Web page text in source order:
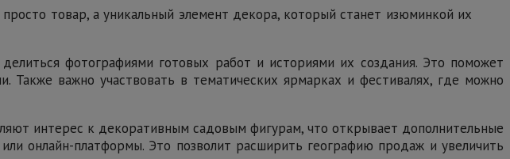
товар, а уникальный элемент декора, который станет изюминкой их
фотографиями готовых работ и историями их создания. Это поможет
Также важно участвовать в тематических ярмарках и фестивалях, где можно
интерес к декоративным садовым фигурам, что открывает дополнительные
онлайн-платформы. Это позволит расширить географию продаж и увеличить